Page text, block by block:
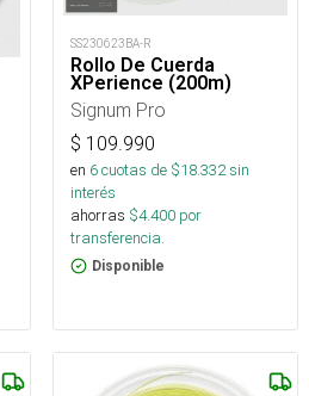
SS230623BA-R
Rollo De Cuerda
XPerience (200m)
Signum Pro
$ 109.990
en 6cuotas de $18.332sin
interés
ahorras $4.400 por
transferencia.
Disponible